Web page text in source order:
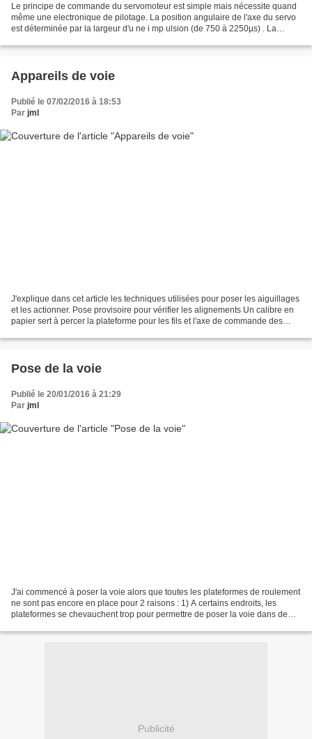
Le principe de commande du servomoteur est simple mais nécessite quand
même une electronique de pilotage. La position angulaire de l'axe du servo
est déterminée par la largeur d'u ne i mp ulsion (de 750 à 2250µs) . La
Appareils de voie
Publié le 07/02/2016 à 18:53
Par jml
J'explique dans cet article les techniques utilisées pour poser les aiguillages
et les actionner. Pose provisoire pour vérifier les alignements Un calibre en
papier sert à percer la plateforme pour les fils et l'axe de commande des
Pose de la voie
Publié le 20/01/2016 à 21:29
Par jml
J'ai commencé à poser la voie alors que toutes les plateformes de roulement
ne sont pas encore en place pour 2 raisons : 1) A certains endroits, les
plateformes se chevauchent trop pour permettre de poser la voie dans de
Publicité